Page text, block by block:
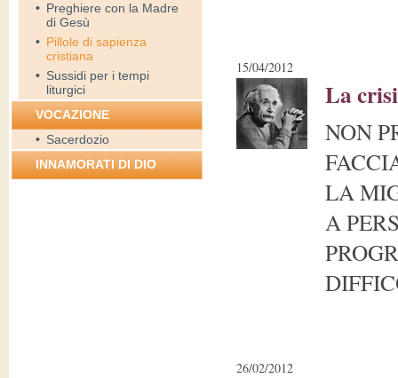
• Preghiere con la Madre
di Gesù
• Pillole di sapienza
cristiana
• Sussidi per i tempi
liturgici
VOCAZIONE
• Sacerdozio
INNAMORATI DI DIO
15/04/2012
La
NON
LA
A
26/02/2012